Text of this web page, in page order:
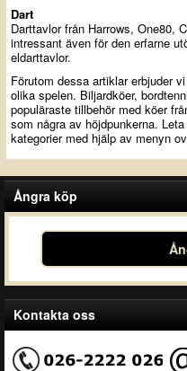
Dart
Darttavlor från Harrows, One80,
intressant även för den erfarne
eldarttavlor.
Förutom dessa artiklar erbjuder
olika spelen. Biljardköer,
populäraste tillbehör med köer
som några av höjdpunkerna.
kategorier med hjälp av menyn
Ångra köp
Kontakta oss